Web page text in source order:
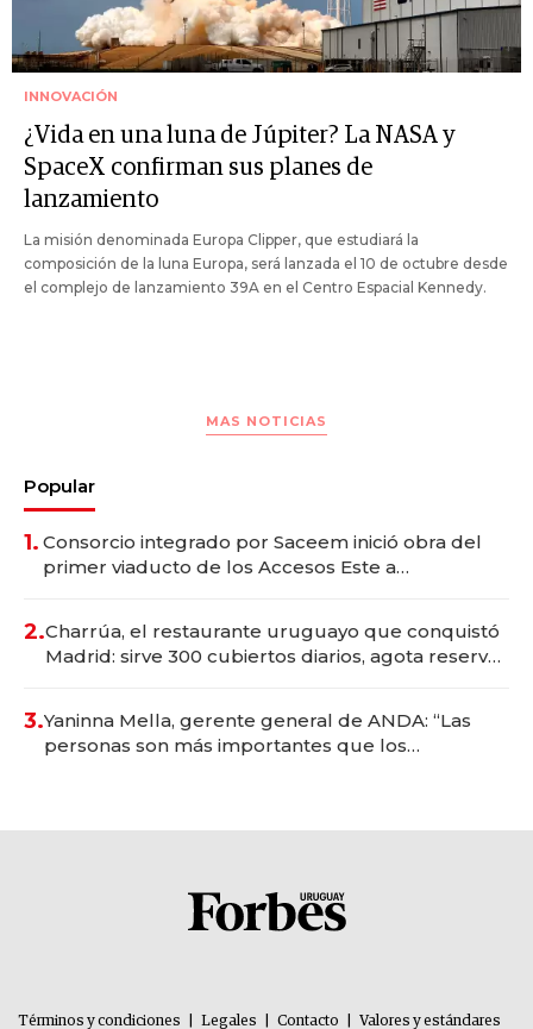
INNOVACIÓN
¿Vida en una luna de Júpiter? La NASA y
SpaceX confirman sus planes de
lanzamiento
La misión denominada Europa Clipper, que estudiará la
composición de la luna Europa, será lanzada el 10 de octubre desde
el complejo de lanzamiento 39A en el Centro Espacial Kennedy.
MAS NOTICIAS
Popular
1. Consorcio integrado por Saceem inició obra del
primer viaducto de los Accesos Este a
2.Charrúa, el restaurante uruguayo que conquistó
Madrid: sirve 300 cubiertos diarios, agota reservas
3.Yaninna Mella, gerente general de ANDA: “Las
personas son más importantes que los
Términos y condiciones Legales Contacto Valores y estándares